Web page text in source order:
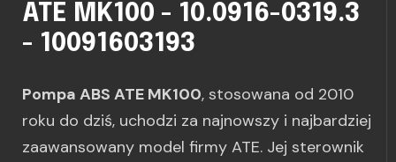
ATE MK100 - 10.0916-0319.3
- 10091603193
Pompa ABS ATE MK100, stosowana od 2010
roku do dziś, uchodzi za najnowszy i najbardziej
zaawansowany model firmy ATE. Jej sterownik